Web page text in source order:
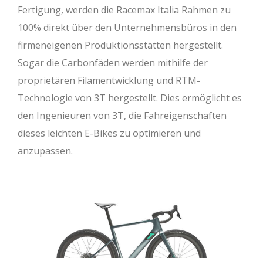
Fertigung, werden die Racemax Italia Rahmen zu
100% direkt über den Unternehmensbüros in den
firmeneigenen Produktionsstätten hergestellt.
Sogar die Carbonfäden werden mithilfe der
proprietären Filamentwicklung und RTM-
Technologie von 3T hergestellt. Dies ermöglicht es
den Ingenieuren von 3T, die Fahreigenschaften
dieses leichten E-Bikes zu optimieren und
anzupassen.